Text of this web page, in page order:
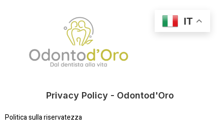
Privacy Policy - Odontod'Oro
Politica sulla riservatezza
IT